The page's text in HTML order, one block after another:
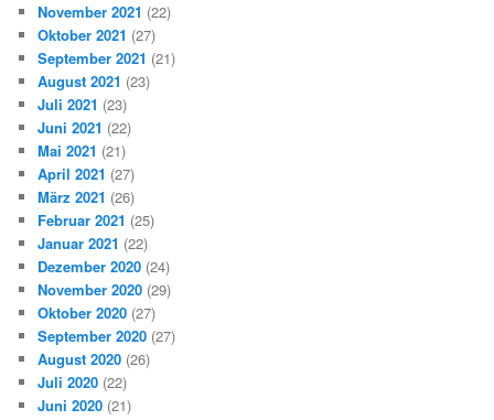
November 2021 (22)
Oktober 2021 (27)
September 2021 (21)
August 2021 (23)
Juli 2021 (23)
Juni 2021 (22)
Mai 2021 (21)
April 2021 (27)
März 2021 (26)
Februar 2021 (25)
Januar 2021 (22)
Dezember 2020 (24)
November 2020 (29)
Oktober 2020 (27)
September 2020 (27)
August 2020 (26)
Juli 2020 (22)
Juni 2020 (21)